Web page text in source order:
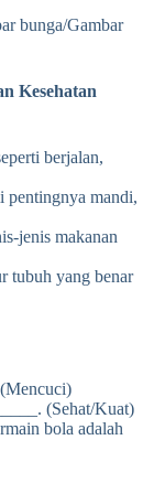
bunga/Gambar
Kesehatan
berjalan,
pentingnya mandi,
jenis makanan
tubuh yang benar
(Sehat/Kuat)
bola adalah